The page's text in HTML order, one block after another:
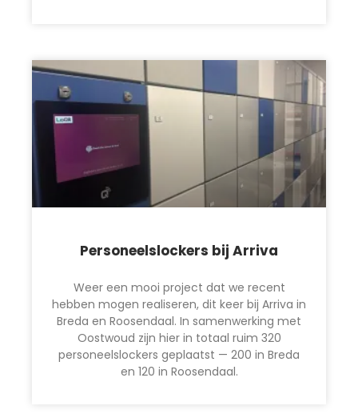
Personeelslockers bij Arriva
Weer een mooi project dat we recent
hebben mogen realiseren, dit keer bij Arriva in
Breda en Roosendaal. In samenwerking met
Oostwoud zijn hier in totaal ruim 320
personeelslockers geplaatst — 200 in Breda
en 120 in Roosendaal.